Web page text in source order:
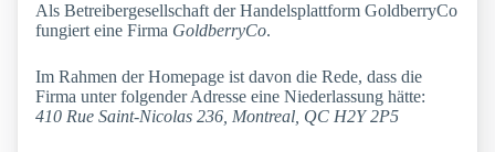
Als Betreibergesellschaft der Handelsplattform GoldberryCo
fungiert eine Firma GoldberryCo.
Im Rahmen der Homepage ist davon die Rede, dass die
Firma unter folgender Adresse eine Niederlassung hätte:
410 Rue Saint-Nicolas 236, Montreal, QC H2Y 2P5